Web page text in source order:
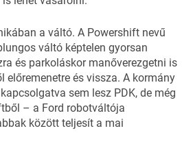
a váltó. A Powershift nevű
váltó képtelen gyorsan
és parkoláskor manőverezgetni is
előremenetre és vissza. A kormány
sem lesz PDK, de még
– a Ford robotváltója
között teljesít a mai